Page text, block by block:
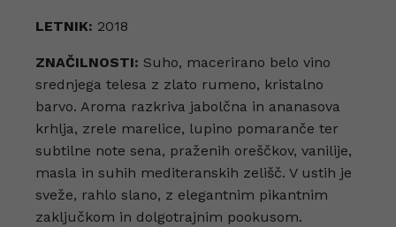
LETNIK: 2018
ZNAČILNOSTI: Suho, macerirano belo vino
srednjega telesa z zlato rumeno, kristalno
barvo. Aroma razkriva jabolčna in ananasova
krhlja, zrele marelice, lupino pomaranče ter
subtilne note sena, praženih oreščkov, vanilije,
masla in suhih mediteranskih zelišč. V ustih je
sveže, rahlo slano, z elegantnim pikantnim
zaključkom in dolgotrajnim pookusom.